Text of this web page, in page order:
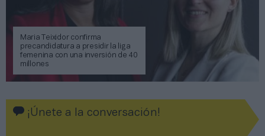
Maria Teixidor confirma
precandidatura a presidir la liga
femenina con una inversión de 40
millones
¡Únete a la conversación!